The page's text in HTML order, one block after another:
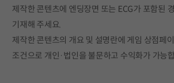
제작한 콘텐츠에 엔딩장면 또는 ECG가 포함된
기재해 주세요.
제작한 콘텐츠의 개요 및 설명란에 게임 상점페
조건으로 개인·법인을 불문하고 수익화가 가능